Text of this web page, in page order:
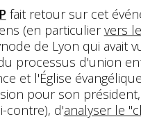
fait retour sur cet
(en particuliervers
de Lyon qui avait
processus d'union
et l'Église
pour son président,
contre), d'analyser le